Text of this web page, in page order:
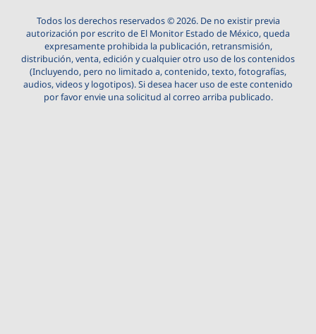
Todos los derechos reservados © 2026. De no existir previa
autorización por escrito de El Monitor Estado de México, queda
expresamente prohibida la publicación, retransmisión,
distribución, venta, edición y cualquier otro uso de los contenidos
(Incluyendo, pero no limitado a, contenido, texto, fotografías,
audios, videos y logotipos). Si desea hacer uso de este contenido
por favor envie una solicitud al correo arriba publicado.